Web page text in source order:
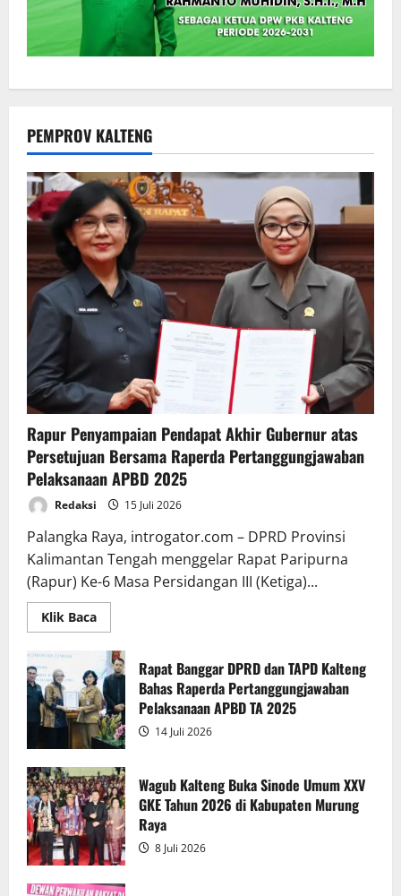
PEMPROV KALTENG
Rapur Penyampaian Pendapat Akhir Gubernur atas
Persetujuan Bersama Raperda Pertanggungjawaban
Pelaksanaan APBD 2025
Redaksi 15 Juli 2026
Palangka Raya, introgator.com – DPRD Provinsi
Kalimantan Tengah menggelar Rapat Paripurna
(Rapur) Ke-6 Masa Persidangan III (Ketiga)...
Klik BacaRead
more
Rapur
Penyampaian
Pendapat
Akhir
Gubernur
atas
Persetujuan
Bersama
Raperda
Pertanggungjawaban
Pelaksanaan
APBD
2025
Rapat Banggar DPRD dan TAPD Kalteng
Bahas Raperda Pertanggungjawaban
Pelaksanaan APBD TA 2025
14 Juli 2026
Wagub Kalteng Buka Sinode Umum XXV
GKE Tahun 2026 di Kabupaten Murung
Raya
8 Juli 2026